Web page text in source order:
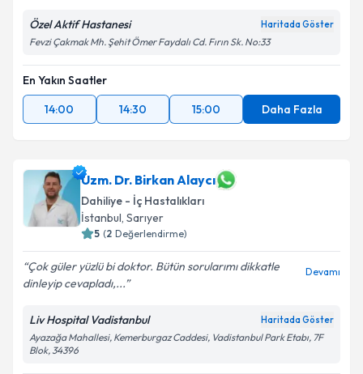
Özel Aktif Hastanesi Haritada Göster
Fevzi Çakmak Mh. Şehit Ömer Faydalı Cd. Fırın Sk. No:33
En Yakın Saatler
14:00
14:30 15:00 Daha Fazla
Uzm. Dr. Birkan Alaycı
Dahiliye - İç Hastalıkları
İstanbul, Sarıyer
5 (2 Değerlendirme)
Çok güler yüzlü bi doktor. Bütün sorularımı dikkatle
dinleyip cevapladı,...
Devamı
Liv Hospital Vadistanbul Haritada Göster
Ayazağa Mahallesi, Kemerburgaz Caddesi, Vadistanbul Park Etabı, 7F
Blok, 34396